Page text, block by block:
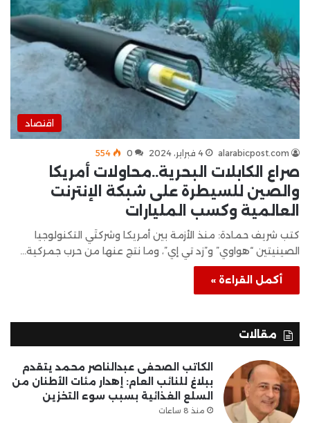
اقتصاد
alarabicpost.com 4 فبراير، 2024 0
554
صراع الكابلات البحرية..محاولات أمريكا
والصين للسيطرة على شبكة الإنترنت
العالمية وكسب المليارات
كتب شريف حمادة: منذ الأزمة بين أمريكا وشركتَي التكنولوجيا
الصينيتين “هواوي” و”زد تي إي”، وما نتج عنها من حرب جمركية…
أكمل القراءة »
مقالات
الكاتب الصحفى عبدالناصر محمد يتقدم
ببلاغ للنائب العام: إهدار مئات الأطنان من
السلع الغذائية بسبب سوء التخزين
منذ 8 ساعات